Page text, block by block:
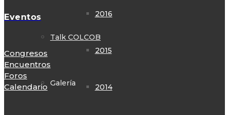
2016
2015
2014
Talk COLCOB
Galería
Eventos
Congresos
Encuentros
Foros
Calendario